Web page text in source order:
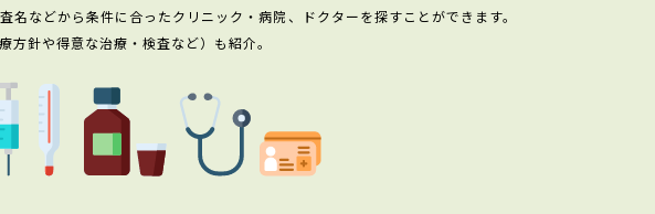
などから条件に合ったクリニック・病院、ドクターを探すことができます。
針や得意な治療・検査など）も紹介。